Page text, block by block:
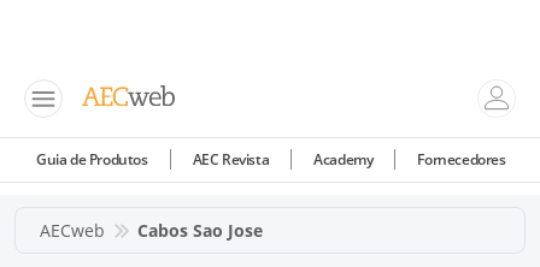
Guia de Produtos AEC Revista Academy Fornecedores
AECweb Cabos Sao Jose